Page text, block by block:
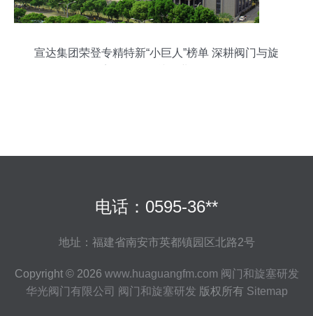
宣达集团荣登专精特新“小巨人”榜单 深耕阀门与旋
电话：0595-36**
地址：福建省南安市英都镇园区北路2号
Copyright © 2026 www.huaguangfm.com 阀门和旋塞研发
华光阀门有限公司 阀门和旋塞研发 版权所有 Sitemap